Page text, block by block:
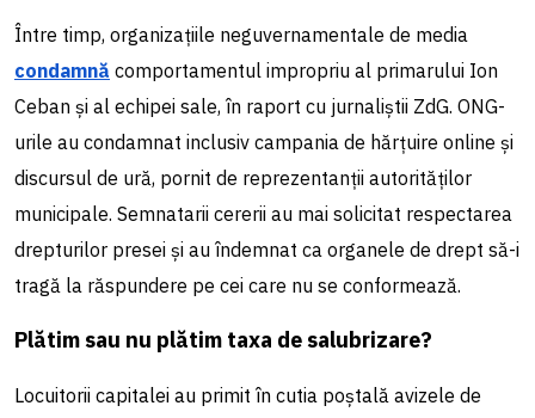
Între timp, organizațiile neguvernamentale de media
condamnă comportamentul impropriu al primarului Ion
Ceban și al echipei sale, în raport cu jurnaliștii ZdG. ONG-
urile au condamnat inclusiv campania de hărțuire online și
discursul de ură, pornit de reprezentanții autorităților
municipale. Semnatarii cererii au mai solicitat respectarea
drepturilor presei și au îndemnat ca organele de drept să-i
tragă la răspundere pe cei care nu se conformează.
Plătim sau nu plătim taxa de salubrizare?
Locuitorii capitalei au primit în cutia poștală avizele de